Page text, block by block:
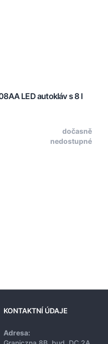
LED autokláv s 8 l
dočasně
nedostupné
KONTAKTNÍ ÚDAJE
Adresa: